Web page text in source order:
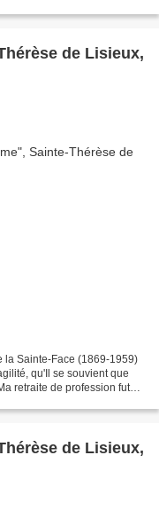
de Lisieux,
la Sainte-Face (1869-1959)
qu'Il se souvient que
retraite de profession fut
de Lisieux,